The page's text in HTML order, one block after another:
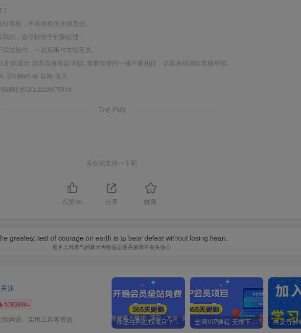
有权，不承担相关法律责任。
们，会尽快给予删除处理！
法操作，一切后果与本站无关。
除退出 涉及自身权益/利益 需要投资的一律不要相信，访客发现请向客服举报。
否则和作者 官网 无关
请联系QQ:2238875818
THE END
喜欢就支持一下吧
点赞 86 分享 收藏
greatest test of courage on earth is to bear defeat without losing heart.
世界上对勇气的最大考验是忍受失败而不丧失信心
关注
10838W+
网课、实用工具等资源 你还在到处找项目？还在当韭菜？我靠卖项目一个月收入5万+，曾经我也是个失败者。 全网VIP课程 无损下载~.~